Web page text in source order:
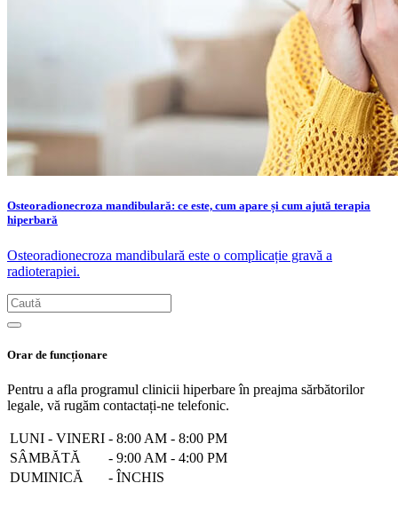
Osteoradionecroza mandibulară: ce este, cum apare și cum ajută terapia
hiperbară
Osteoradionecroza mandibulară este o complicație gravă a
radioterapiei.
Orar de funcționare
Pentru a afla programul clinicii hiperbare în preajma sărbătorilor
legale, vă rugăm contactați-ne telefonic.
LUNI - VINERI - 8:00 AM - 8:00 PM
SÂMBĂTĂ
- 9:00 AM - 4:00 PM
DUMINICĂ
- ÎNCHIS